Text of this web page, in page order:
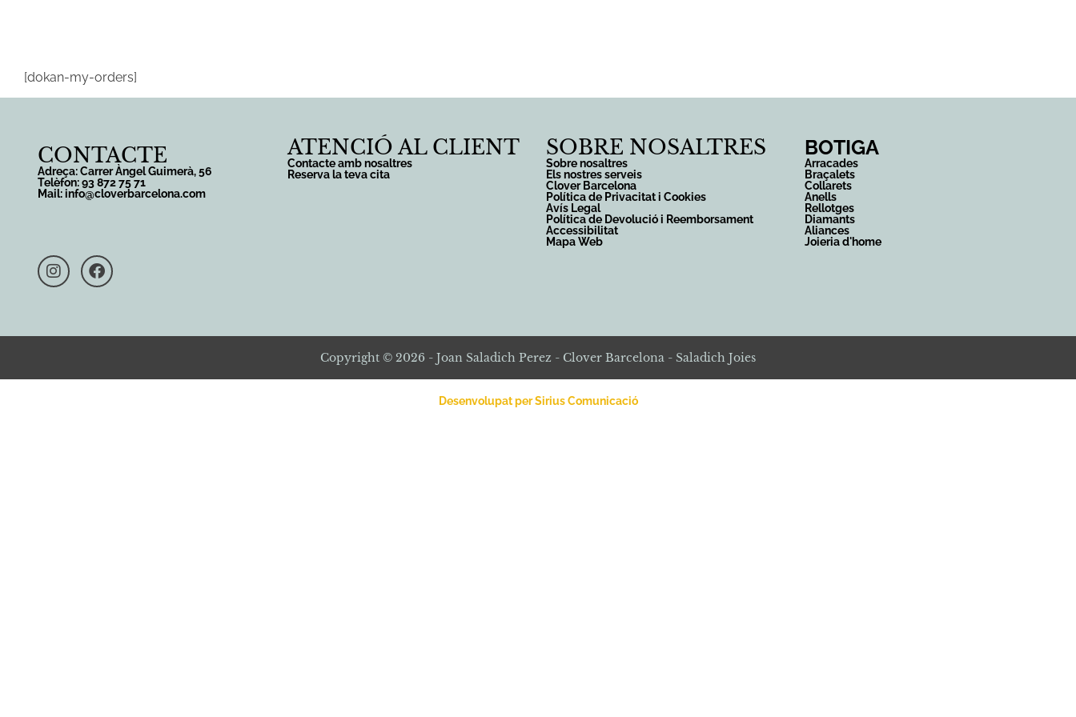
[dokan-my-orders]
CONTACTE
Adreça: Carrer Àngel Guimerà, 56
Telèfon: 93 872 75 71
Mail: info@cloverbarcelona.com
ATENCIÓ AL CLIENT
Contacte amb nosaltres
Reserva la teva cita
SOBRE NOSALTRES
Sobre nosaltres
Els nostres serveis
Clover Barcelona
Política de Privacitat i Cookies
Avís Legal
Política de Devolució i Reemborsament
Accessibilitat
Mapa Web
BOTIGA
Arracades
Braçalets
Collarets
Anells
Rellotges
Diamants
Aliances
Joieria d'home
Copyright © 2026 - Joan Saladich Perez - Clover Barcelona - Saladich Joies
Desenvolupat per Sirius Comunicació